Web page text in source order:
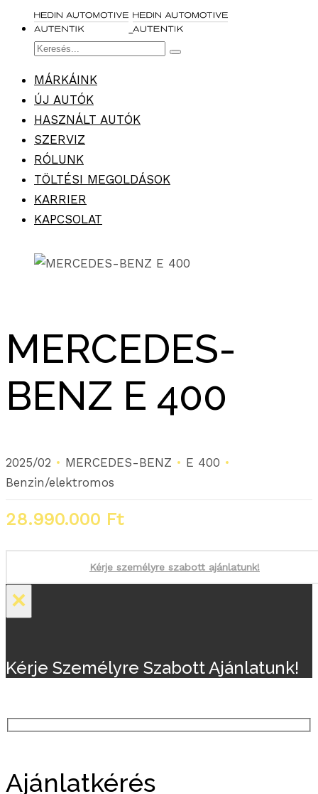
MÁRKÁINK
ÚJ AUTÓK
HASZNÁLT AUTÓK
SZERVIZ
RÓLUNK
TÖLTÉSI MEGOLDÁSOK
KARRIER
KAPCSOLAT
MERCEDES-
BENZ E 400
2025/02 MERCEDES-BENZ
E 400
Benzin/elektromos
28.990.000 Ft
Kérje személyre szabott ajánlatunk!
×
Kérje Személyre Szabott Ajánlatunk!
Ajánlatkérés